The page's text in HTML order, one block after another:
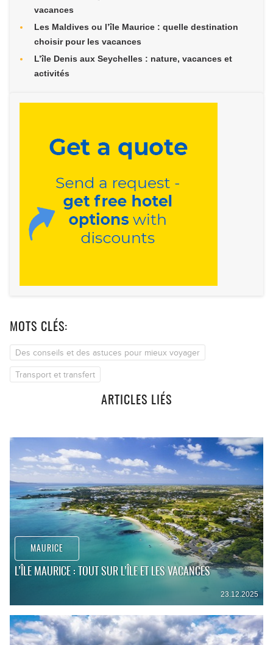
vacances
Les Maldives ou l’île Maurice : quelle destination
choisir pour les vacances
L’île Denis aux Seychelles : nature, vacances et
activités
MOTS CLÉS:
Des conseils et des astuces pour mieux voyager
Transport et transfert
ARTICLES LIÉS
MAURICE
L’ÎLE MAURICE : TOUT SUR L’ÎLE ET LES VACANCES
23.12.2025